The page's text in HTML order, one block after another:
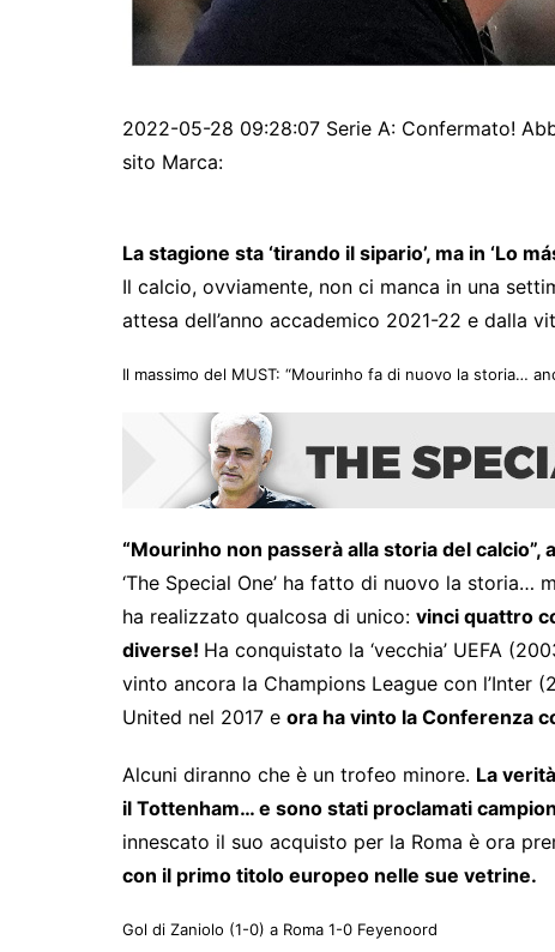
2022-05-28 09:28:07 Serie A: Confermato!
sito Marca:
La stagione sta ‘tirando il sipario’, ma in ‘Lo
Il calcio, ovviamente, non ci manca in una
attesa dell’anno accademico 2021-22 e dalla
Il massimo del MUST: “Mourinho fa di nuovo la storia…
“Mourinho non passerà alla storia del
‘The Special One’ ha fatto di nuovo la storia…
ha realizzato qualcosa di unico: vinci quattro
diverse! Ha conquistato la ‘vecchia’ UEFA
vinto ancora la Champions League con l’Inter
United nel 2017 e ora ha vinto la Conferenza
Alcuni diranno che è un trofeo minore. La
il Tottenham… e sono stati proclamati
innescato il suo acquisto per la Roma è ora
con il primo titolo europeo nelle sue vetrine.
Gol di Zaniolo (1-0) a Roma 1-0 Feyenoord